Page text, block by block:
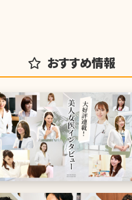
おすすめ情報